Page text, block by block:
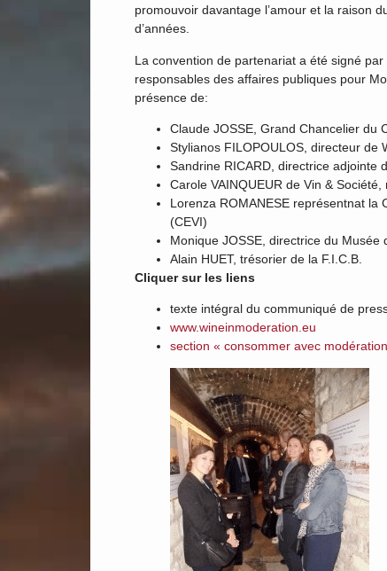
promouvoir davantage l’amour et la raison
d’années.
La convention de partenariat a été signé
responsables des affaires publiques pour
présence de:
Claude JOSSE, Grand Chancelier du
Stylianos FILOPOULOS, directeur de
Sandrine RICARD, directrice adjointe
Carole VAINQUEUR de Vin &
Lorenza ROMANESE représentnat la
(CEVI)
Monique JOSSE, directrice du Musée
Alain HUET, trésorier de la F.I.C.B.
Cliquer sur les liens
texte intégral du communiqué de
www.wineinmoderation.eu
section « consommer avec